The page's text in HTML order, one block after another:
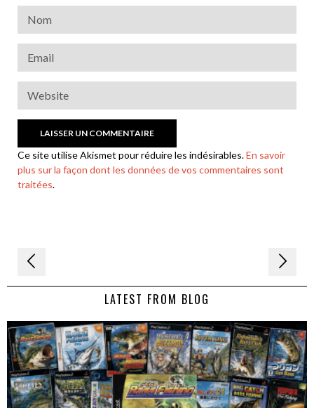
Ce site utilise Akismet pour réduire les indésirables.En savoir
plus sur la façon dont les données de vos commentaires sont
traitées.
Navigation
de LATEST FROM BLOG